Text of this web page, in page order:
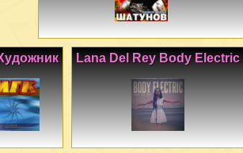
Lana Del Rey Body Electric